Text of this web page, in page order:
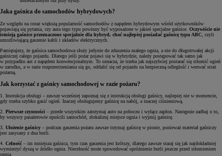
Jaka gaśnica do samochodów hybrydowych?
Ze względu na coraz większą popularność samochodów z napędem hybrydowym wśród użytkowników
pojawiają się pytania, czy auta tego typu powinny być wyposażone w jakieś specjalne gaśnice. Oczywiście nie
istnieją gaśnice przeznaczone specjalnie dla hybryd, choć najlepiej posiadać gaśnicę typu ABC , czyli
umożliwiającą gaszenie kabli i układów elektrycznych.
Pamiętajmy, że gaśnica samochodowa służy jedynie do zduszenia małego ognia, a nie do długotrwałej akcji
gaśniczej całego pojazdu. Dlatego jeśli pożar pojawi się w hybrydzie, należy postępować tak samo jak
w przypadku aut z napędem konwencjonalnym. To oznacza, że trzeba jak najszybciej postarać się stłumić ogień
w zarodku, a w razie rozprzestrzeniania się go, oddalić się od pojazdu na bezpieczną odległość i wezwać straż
pożarną.
Jak korzystać z gaśnicy samochodowej w razie pożaru?
1. Instrukcja obsługi – zawsze wcześniej zapoznaj się z instrukcją obsługi gaśnicy, najlepiej nie w momencie,
gdy trzeba szybko gasić ogień. Inaczej obsługujemy gaśnicę na nabój, a inaczej ciśnieniową.
2. Pierwsze czynności – przede wszystkim zatrzymaj auto na poboczu i wyłącz zapłon. Następnie zadbaj o to,
by wszyscy pasażerowie opuścili samochód, zlokalizuj miejsce ognia i wyjmij gaśnicę.
3. Ułożenie gaśnicy – podczas gaszenia pożaru zawsze trzymaj gaśnicę w pionie, ponieważ materiał gaśniczy
jest zasysany z dna butli.
4. Celność – im mniejsza gaśnica, tym czas gaszenia jest krótszy, dlatego zawsze staraj się jak najdokładniej
wymierzyć dyszą w źródło ognia. Niecelność może spowodować opróżnienie butli jeszcze przed stłumieniem
ognia.